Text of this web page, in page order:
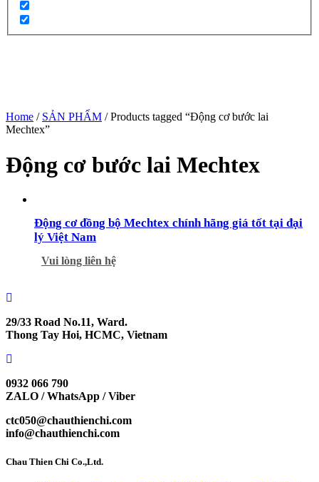
Home / SẢN PHẨM / Products tagged “Động cơ bước lai
Mechtex”
Động cơ bước lai Mechtex
Động cơ đồng bộ Mechtex chính hãng giá tốt tại đại
lý Việt Nam
Vui lòng liên hệ
29/33 Road No.11, Ward.
Thong Tay Hoi, HCMC, Vietnam
0932 066 790
ZALO / WhatsApp / Viber
ctc050@chauthienchi.com
info@chauthienchi.com
Chau Thien Chi Co.,Ltd.